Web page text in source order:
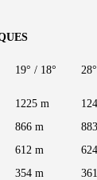
19° / 18°
1225 m
866 m
612 m
354 m